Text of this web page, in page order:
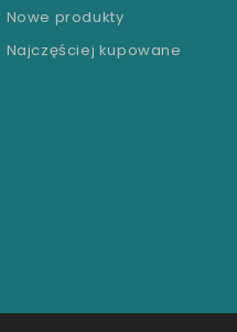
Nowe produkty
Najczęściej kupowane